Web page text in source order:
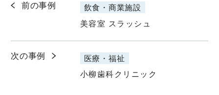
前の事例
飲食・商業施設
美容室 スラッシュ
次の事例
医療・福祉
小柳歯科クリニック